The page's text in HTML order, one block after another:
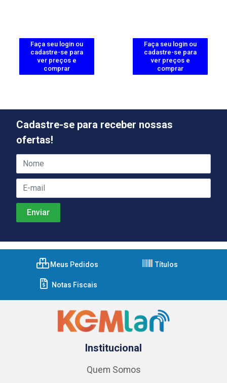
Faça seu login ou
cadastre-se para
ver preços e
comprar
Faça seu login ou
cadastre-se para
ver preços e
comprar
Cadastre-se para receber nossas
ofertas!
Meus Pedidos Títulos
Notas Fiscais
Institucional
Quem Somos